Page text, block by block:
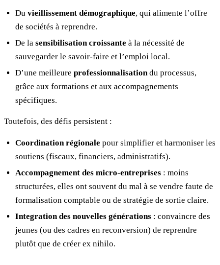
Du vieillissement démographique, qui alimente l’offre
de sociétés à reprendre.
De la sensibilisation croissante à la nécessité de
sauvegarder le savoir-faire et l’emploi local.
D’une meilleure professionnalisationdu processus,
grâce aux formations et aux accompagnements
spécifiques.
Toutefois, des défis persistent :
Coordination régionale pour simplifier et harmoniser les
soutiens (fiscaux, financiers, administratifs).
Accompagnement des micro-entreprises: moins
structurées, elles ont souvent du mal à se vendre faute de
formalisation comptable ou de stratégie de sortie claire.
Integration des nouvelles générations: convaincre des
jeunes (ou des cadres en reconversion) de reprendre
plutôt que de créer ex nihilo.